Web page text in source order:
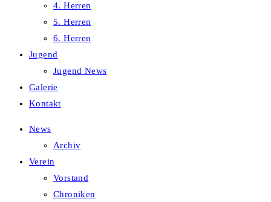
4. Herren
5. Herren
6. Herren
Jugend
Jugend News
Galerie
Kontakt
News
Archiv
Verein
Vorstand
Chroniken